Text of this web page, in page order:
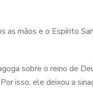
as mãos e o Espírito
sobre o reino de
isso, ele deixou a